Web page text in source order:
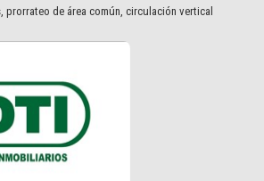
de área común, circulación vertical